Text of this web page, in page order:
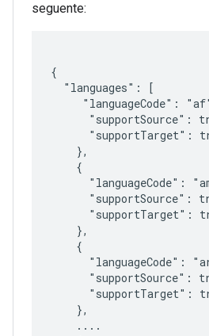
seguente:
{
  "languages": [
"languageCode":
"supportSource":
"supportTarget":
    },
    {
"languageCode":
"supportSource":
"supportTarget":
    },
    {
"languageCode":
"supportSource":
"supportTarget":
    },
    ....